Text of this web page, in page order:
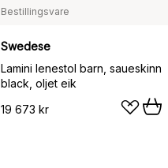
Bestillingsvare
Swedese
Lamini lenestol barn, saueskinn
black, oljet eik
19 673 kr